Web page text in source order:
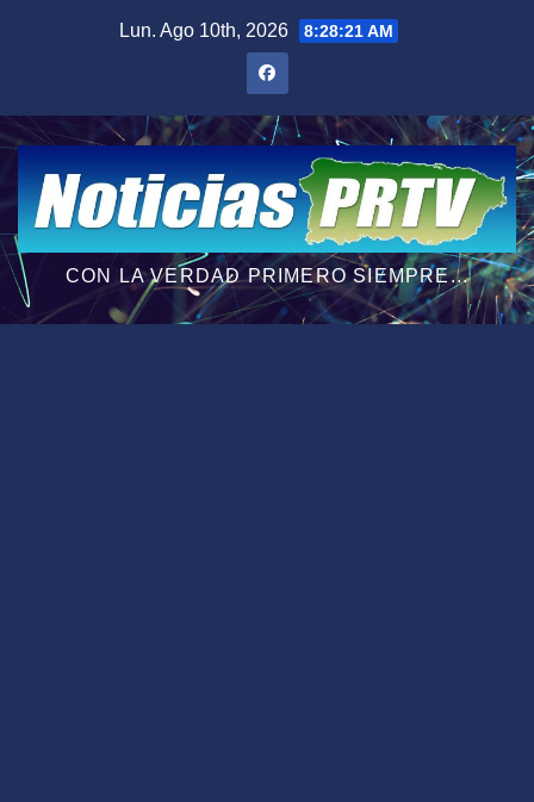
Lun. Ago 10th, 2026 8:28:22 AM
CON LA VERDAD PRIMERO SIEMPRE...